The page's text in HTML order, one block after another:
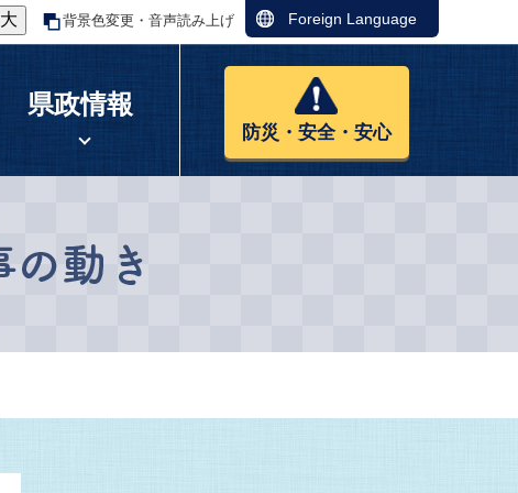
大 背景色変更・音声読み上げ Foreign Language
県政情報
防災・安全・安心